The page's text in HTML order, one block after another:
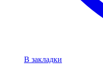
В закладки